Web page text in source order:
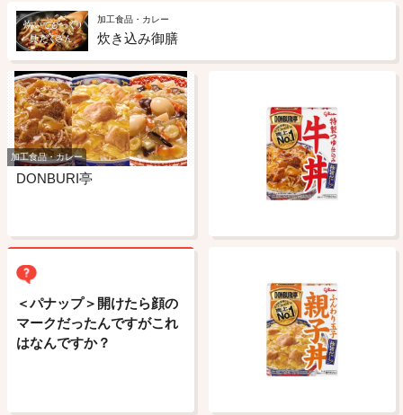
加工食品・カレー
炊き込み御膳
加工食品・カレー
DONBURI亭
＜パナップ＞開けたら顔の
マークだったんですがこれ
はなんですか？